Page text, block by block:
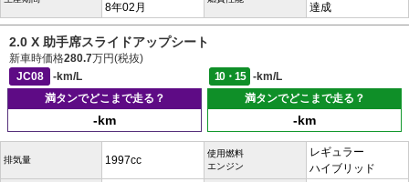
8年02月
達成
2.0 X 助手席スライドアップシート
新車時価格280.7万円(税抜)
JC08
-km/L 10・15
-km/L
満タンでどこまで走る？
-km
満タンでどこまで走る？
-km
排気量 1997cc
使用燃料
エンジン
レギュラー
ハイブリッド